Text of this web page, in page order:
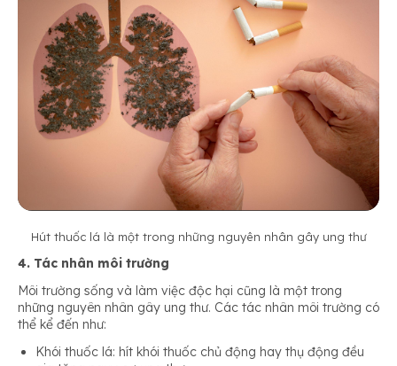
Hút thuốc lá là một trong những nguyên nhân gây ung thư
4. Tác nhân môi trường
Môi trường sống và làm việc độc hại cũng là một trong
những nguyên nhân gây ung thư. Các tác nhân môi trường có
thể kể đến như:
Khói thuốc lá: hít khói thuốc chủ động hay thụ động đều